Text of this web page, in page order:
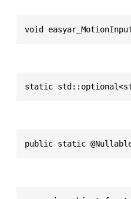
void
static
public static